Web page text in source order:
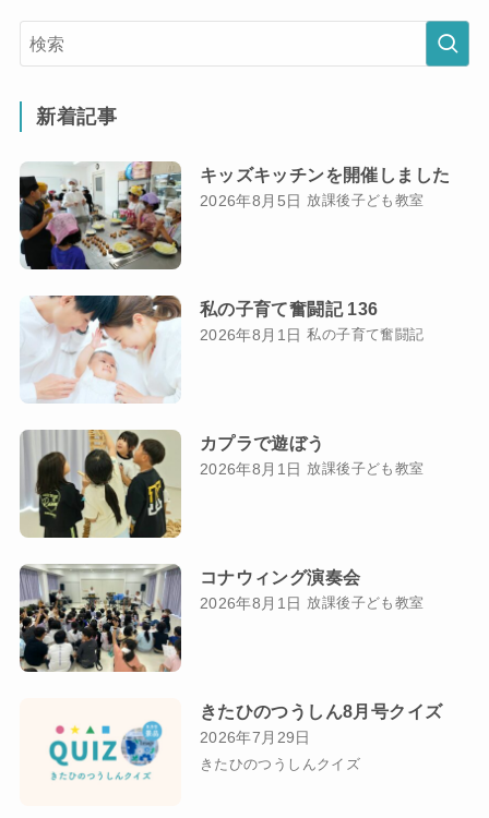
新着記事
キッズキッチンを開催しました
2026年8月5日 放課後子ども教室
私の子育て奮闘記 136
2026年8月1日 私の子育て奮闘記
カプラで遊ぼう
2026年8月1日 放課後子ども教室
コナウィング演奏会
2026年8月1日 放課後子ども教室
きたひのつうしん8月号クイズ
2026年7月29日
きたひのつうしんクイズ